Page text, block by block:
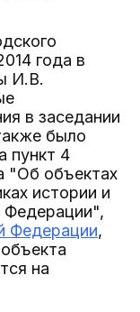
года в
И.В.
в заседании
было
пункт 4
"Об объектах
истории и
Федерации",
Федерации,
на